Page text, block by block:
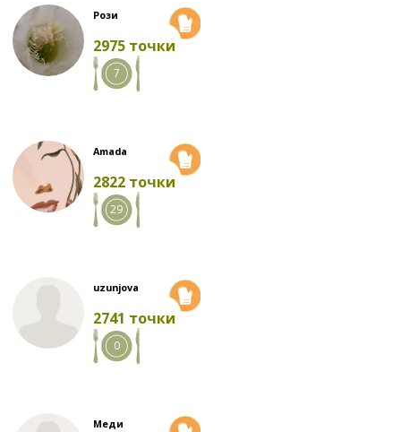
Рози
2975 точки
7
Amada
2822 точки
29
uzunjova
2741 точки
0
Меди